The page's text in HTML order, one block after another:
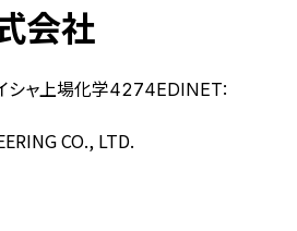
会社
シャ 上場化学4274EDINET:
CO., LTD.